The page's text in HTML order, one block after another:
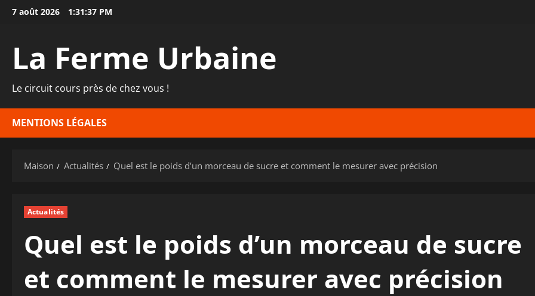
Passer
7 août 2026 1:31:38 PM
La Ferme Urbaine
Le circuit cours près de chez vous !
MENTIONS LÉGALES
Maison Actualités Quel est le poids d’un morceau de sucre et comment le mesurer avec précision
Actualités
Quel est le poids d’un morceau de sucre
et comment le mesurer avec précision